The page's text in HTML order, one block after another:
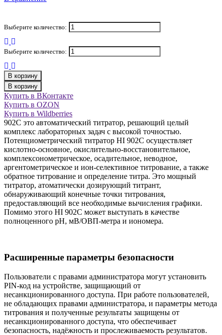
Выберите количество:
Выберите количество:
В корзину
В корзину
Купить в ВКонтакте
Купить в OZON
Купить в Wildberries
902C это автоматический титратор, решающий целый
комплекс лабораторных задач с высокой точностью.
Потенциометрический титратор HI 902C осуществляет
кислотно-основное, окислительно-восстановительное,
комплексонометрическое, осадительное, неводное,
аргентометрическое и ион-селективное титрование, а также
обратное титрование и определение титра. Это мощный
титратор, атоматически дозирующий титрант,
обнаруживающий конечные точки титрования,
предоставляющий все необходимые вычисления графики.
Помимо этого HI 902C может выступать в качестве
полноценного рН, мВ/ОВП-метра и иономера.
Расширенные параметры безопасности
Пользователи с правами администратора могут установить
PIN-код на устройстве, защищающий от
несанкционированного доступа. При работе пользователей,
не обладающих правами администратора, и параметры метода
титрования и полученные результаты защищены от
несанкционированного доступа, что обеспечивает
безопасность, надёжность и прослеживаемость результатов.